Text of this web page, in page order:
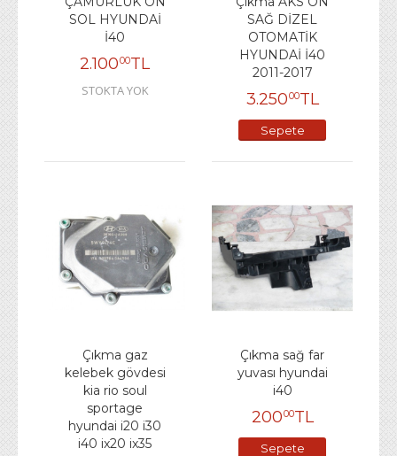
SOL HYUNDAİ
İ40
2.10000TL
STOKTA YOK
SAĞ DİZEL
OTOMATİK
HYUNDAİ İ40
2011-2017
3.25000TL
Sepete
Çıkma gaz
kelebek gövdesi
kia rio soul
sportage
hyundai i20 i30
i40 ix20 ix35
Çıkma sağ far
yuvası hyundai
i40
20000TL
Sepete